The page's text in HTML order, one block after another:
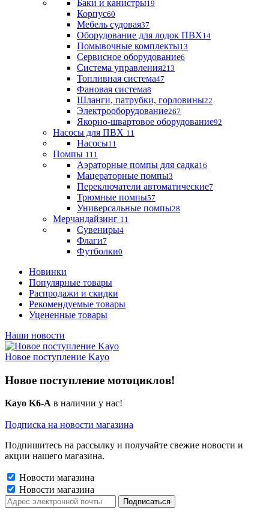
Баки и канистры19
Корпус60
Мебель судовая37
Оборудование для лодок ПВХ14
Помывочные комплекты13
Сервисное оборудование6
Система управления213
Топливная система47
Фановая система8
Шланги, патрубки, горловины22
Электрооборудование267
Якорно-швартовое оборудование92
Насосы для ПВХ 11
Насосы11
Помпы 111
Аэраторные помпы для садка16
Мацераторные помпы3
Переключатели автоматические7
Трюмные помпы57
Универсальные помпы28
Мерчандайзинг 11
Сувениры4
Флаги7
Футболки0
Новинки
Популярные товары
Распродажи и скидки
Рекомендуемые товары
Уцененные товары
Наши новости
Новое поступление Kayo
Новое поступление мотоциклов!
Kayo K6-A в наличии у нас!
Подписка на новости магазина
Подпишитесь на рассылку и получайте свежие новости и
акции нашего магазина.
Новости магазина
Новости магазина